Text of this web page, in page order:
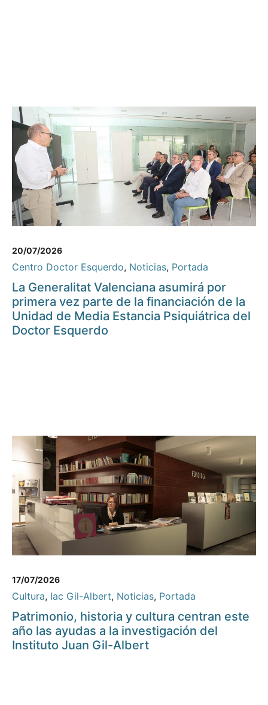
20/07/2026
Centro Doctor Esquerdo, Noticias, Portada
La Generalitat Valenciana asumirá por
primera vez parte de la financiación de la
Unidad de Media Estancia Psiquiátrica del
Doctor Esquerdo
17/07/2026
Cultura, Iac Gil-Albert, Noticias, Portada
Patrimonio, historia y cultura centran este
año las ayudas a la investigación del
Instituto Juan Gil-Albert